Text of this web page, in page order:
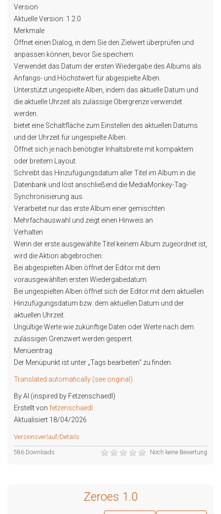
Version
Aktuelle Version: 1.2.0
Merkmale
Öffnet einen Dialog, in dem Sie den Zielwert überprüfen und
anpassen können, bevor Sie speichern.
Verwendet das Datum der ersten Wiedergabe des Albums als
Anfangs- und Höchstwert für abgespielte Alben.
Unterstützt ungespielte Alben, indem das aktuelle Datum und
die aktuelle Uhrzeit als zulässige Obergrenze verwendet
werden.
bietet eine Schaltfläche zum Einstellen des aktuellen Datums
und der Uhrzeit für ungespielte Alben.
Öffnet sich je nach benötigter Inhaltsbreite mit kompaktem
oder breitem Layout.
Schreibt das Hinzufügungsdatum aller Titel im Album in die
Datenbank und löst anschließend die MediaMonkey-Tag-
Synchronisierung aus.
Verarbeitet nur das erste Album einer gemischten
Mehrfachauswahl und zeigt einen Hinweis an
Verhalten
Wenn der erste ausgewählte Titel keinem Album zugeordnet ist,
wird die Aktion abgebrochen.
Bei abgespielten Alben öffnet der Editor mit dem
vorausgewählten ersten Wiedergabedatum.
Bei ungespielten Alben öffnet sich der Editor mit dem aktuellen
Hinzufügungsdatum bzw. dem aktuellen Datum und der
aktuellen Uhrzeit.
Ungültige Werte wie zukünftige Daten oder Werte nach dem
zulässigen Grenzwert werden gesperrt.
Menüeintrag
Der Menüpunkt ist unter „Tags bearbeiten“ zu finden.
Translated automatically (see original)
By AI (inspired by Fetzenschaedl)
Erstellt von fetzenschaedl
Aktualisiert 18/04/2026
Versionsverlauf/Details
Noch keine Bewertung
586 Downloads
Zeroes 1.0